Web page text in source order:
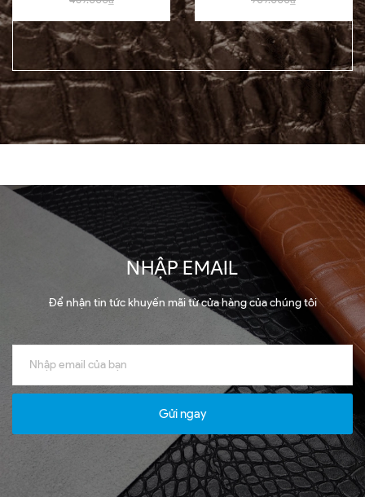
NHẬP EMAIL
Để nhận tin tức khuyến mãi từ cửa hàng của chúng tôi
Gửi ngay